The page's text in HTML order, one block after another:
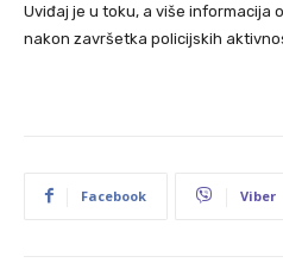
Uviđaj je u toku, a više informacija
nakon završetka policijskih
Facebook Viber